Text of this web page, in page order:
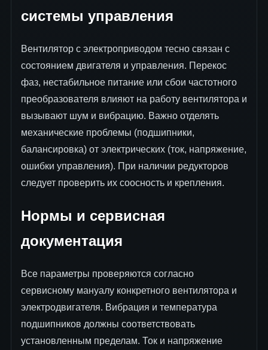
системы управления
Вентилятор с электроприводом тесно связан с
состоянием двигателя и управления. Перекос
фаз, нестабильное питание или сбои частотного
преобразователя влияют на работу вентилятора и
вызывают шум и вибрацию. Важно отделять
механические проблемы (подшипники,
балансировка) от электрических (ток, напряжение,
ошибки управления). При наличии редукторов
следует проверить их соосность и крепления.
Нормы и сервисная
документация
Все параметры проверяются согласно
сервисному мануалу конкретного вентилятора и
электродвигателя. Вибрация и температура
подшипников должны соответствовать
установленным пределам. Ток и напряжение